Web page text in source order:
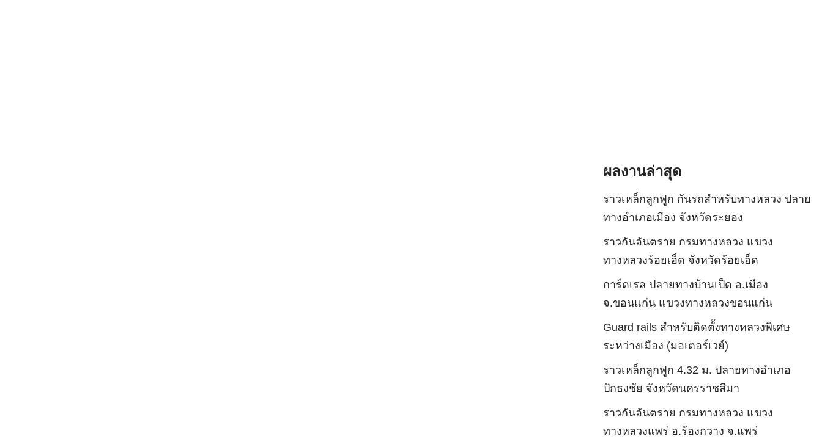
ผลงานล่าสุด
ราวเหล็กลูกฟูก กันรถสําหรับทางหลวง ปลาย
ทางอำเภอเมือง จังหวัดระยอง
ราวกันอันตราย กรมทางหลวง แขวง
ทางหลวงร้อยเอ็ด จังหวัดร้อยเอ็ด
การ์ดเรล ปลายทางบ้านเป็ด อ.เมือง
จ.ขอนแก่น แขวงทางหลวงขอนแก่น
Guard rails สำหรับติดตั้งทางหลวงพิเศษ
ระหว่างเมือง (มอเตอร์เวย์)
ราวเหล็กลูกฟูก 4.32 ม. ปลายทางอำเภอ
ปักธงชัย จังหวัดนครราชสีมา
ราวกันอันตราย กรมทางหลวง แขวง
ทางหลวงแพร่ อ.ร้องกวาง จ.แพร่